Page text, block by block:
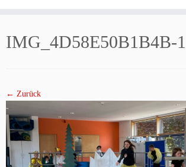
Inhalt
springen
IMG_4D58E50B1B4B-1
← Zurück